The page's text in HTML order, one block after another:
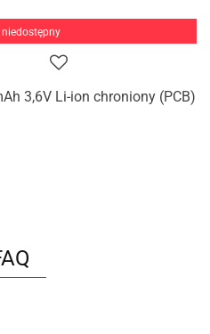
3,6V Li-ion chroniony (PCB)